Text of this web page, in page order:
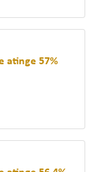
atinge 57%